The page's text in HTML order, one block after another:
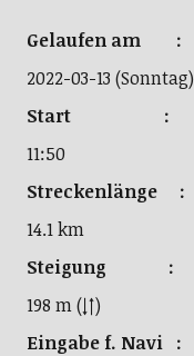
Gelaufen am :
2022-03-13 (Sonntag)
Start :
11:50
Streckenlänge :
14.1 km
Steigung :
198 m (↓↑)
Eingabe f. Navi :